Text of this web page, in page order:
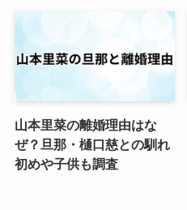
山本里菜の離婚理由はな
ぜ？旦那・樋口慈との馴れ
初めや子供も調査